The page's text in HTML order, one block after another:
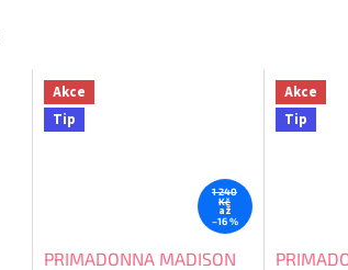
Akce
Tip
1 240
Kč
až
–16 %
PRIMADONNA MADISON
Akce
Tip